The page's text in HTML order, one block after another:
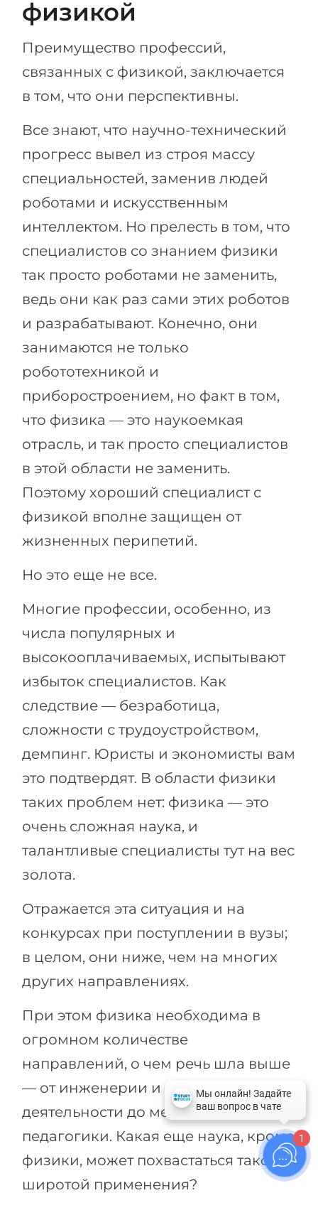
физикой
Преимущество профессий,
связанных с физикой, заключается
в том, что они перспективны.
Все знают, что научно-технический
прогресс вывел из строя массу
специальностей, заменив людей
роботами и искусственным
интеллектом. Но прелесть в том, что
специалистов со знанием физики
так просто роботами не заменить,
ведь они как раз сами этих роботов
и разрабатывают. Конечно, они
занимаются не только
робототехникой и
приборостроением, но факт в том,
что физика — это наукоемкая
отрасль, и так просто специалистов
в этой области не заменить.
Поэтому хороший специалист с
физикой вполне защищен от
жизненных перипетий.
Но это еще не все.
Многие профессии, особенно, из
числа популярных и
высокооплачиваемых, испытывают
избыток специалистов. Как
следствие — безработица,
сложности с трудоустройством,
демпинг. Юристы и экономисты вам
это подтвердят. В области физики
таких проблем нет: физика — это
очень сложная наука, и
талантливые специалисты тут на вес
золота.
Отражается эта ситуация и на
конкурсах при поступлении в вузы;
в целом, они ниже, чем на многих
других направлениях.
При этом физика необходима в
огромном количестве
направлений, о чем речь шла выше
— от инженерии и научной
деятельности до медицины и
педагогики. Какая еще наука, кроме
физики, может похвастаться такой
широтой применения?
1